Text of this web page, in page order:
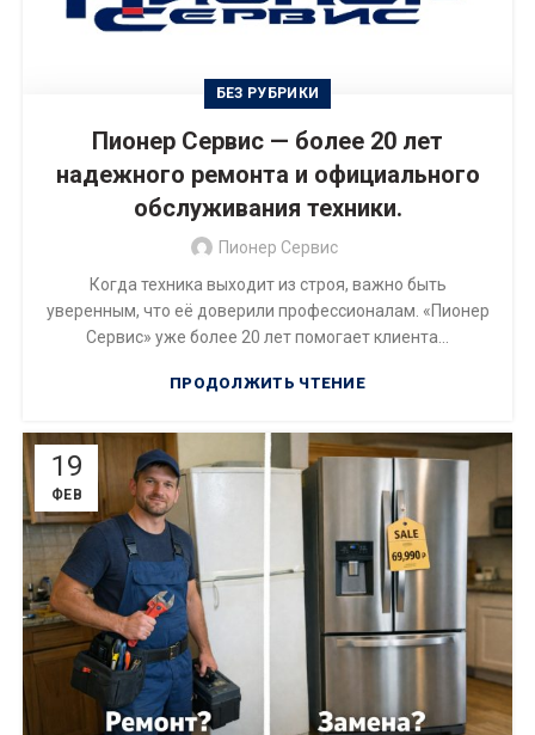
БЕЗ РУБРИКИ
Пионер Сервис — более 20 лет
надежного ремонта и официального
обслуживания техники.
Пионер Сервис
Когда техника выходит из строя, важно быть
уверенным, что её доверили профессионалам. «Пионер
Сервис» уже более 20 лет помогает клиента...
ПРОДОЛЖИТЬ ЧТЕНИЕ
19
ФЕВ